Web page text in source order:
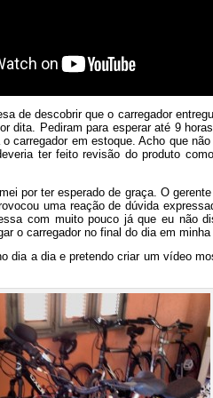
de descobrir que o carregador
dita. Pediram para esperar até 9
carregador em estoque. Acho que
ter feito revisão do produto
por ter esperado de graça. O
uma reação de dúvida
com muito pouco já que eu não
o carregador no final do dia em
dia a dia e pretendo criar um vídeo